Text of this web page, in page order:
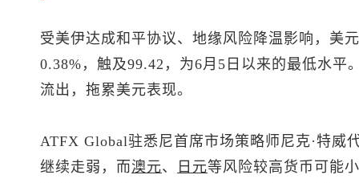
受美伊达成和平协议、地缘风险降温影响， 美
0.38%，触及99.42，为6月5日以来的最低水平
流出，拖累美元表现。
ATFX Global驻悉尼首席市场策略师尼克·特威
继续走弱，而澳元、 日元等风险较高货币可能